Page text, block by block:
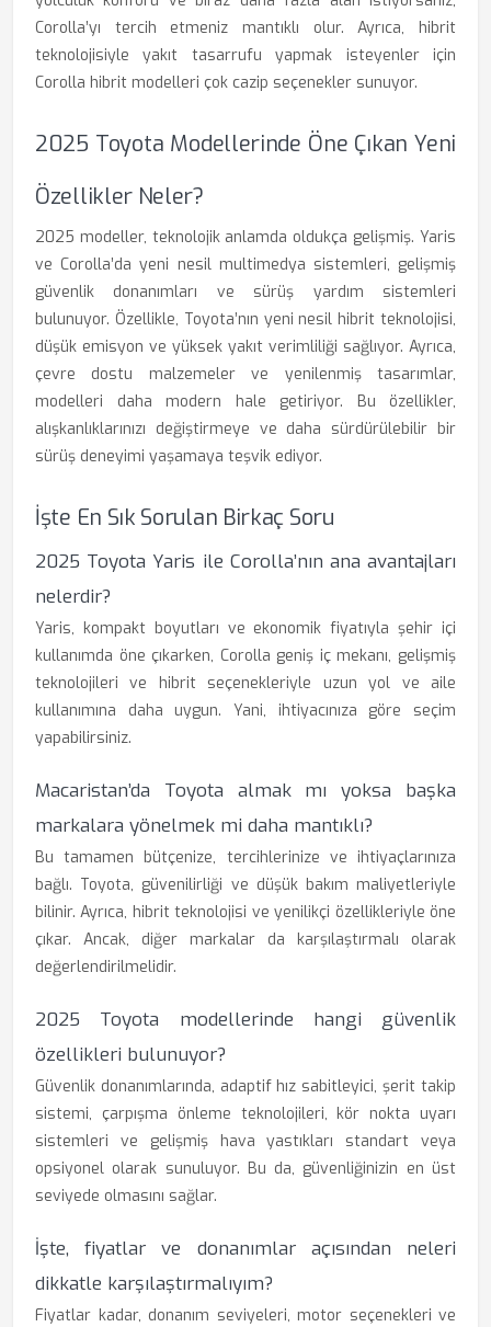
Corolla’yı tercih etmeniz mantıklı olur. Ayrıca, hibrit
teknolojisiyle yakıt tasarrufu yapmak isteyenler için
Corolla hibrit modelleri çok cazip seçenekler sunuyor.
2025 Toyota Modellerinde Öne Çıkan Yeni
Özellikler Neler?
2025 modeller, teknolojik anlamda oldukça gelişmiş. Yaris
ve Corolla’da yeni nesil multimedya sistemleri, gelişmiş
güvenlik donanımları ve sürüş yardım sistemleri
bulunuyor. Özellikle, Toyota’nın yeni nesil hibrit teknolojisi,
düşük emisyon ve yüksek yakıt verimliliği sağlıyor. Ayrıca,
çevre dostu malzemeler ve yenilenmiş tasarımlar,
modelleri daha modern hale getiriyor. Bu özellikler,
alışkanlıklarınızı değiştirmeye ve daha sürdürülebilir bir
sürüş deneyimi yaşamaya teşvik ediyor.
İşte En Sık Sorulan Birkaç Soru
2025 Toyota Yaris ile Corolla’nın ana avantajları
nelerdir?
Yaris, kompakt boyutları ve ekonomik fiyatıyla şehir içi
kullanımda öne çıkarken, Corolla geniş iç mekanı, gelişmiş
teknolojileri ve hibrit seçenekleriyle uzun yol ve aile
kullanımına daha uygun. Yani, ihtiyacınıza göre seçim
yapabilirsiniz.
Macaristan’da Toyota almak mı yoksa başka
markalara yönelmek mi daha mantıklı?
Bu tamamen bütçenize, tercihlerinize ve ihtiyaçlarınıza
bağlı. Toyota, güvenilirliği ve düşük bakım maliyetleriyle
bilinir. Ayrıca, hibrit teknolojisi ve yenilikçi özellikleriyle öne
çıkar. Ancak, diğer markalar da karşılaştırmalı olarak
değerlendirilmelidir.
2025 Toyota modellerinde hangi güvenlik
özellikleri bulunuyor?
Güvenlik donanımlarında, adaptif hız sabitleyici, şerit takip
sistemi, çarpışma önleme teknolojileri, kör nokta uyarı
sistemleri ve gelişmiş hava yastıkları standart veya
opsiyonel olarak sunuluyor. Bu da, güvenliğinizin en üst
seviyede olmasını sağlar.
İşte, fiyatlar ve donanımlar açısından neleri
dikkatle karşılaştırmalıyım?
Fiyatlar kadar, donanım seviyeleri, motor seçenekleri ve